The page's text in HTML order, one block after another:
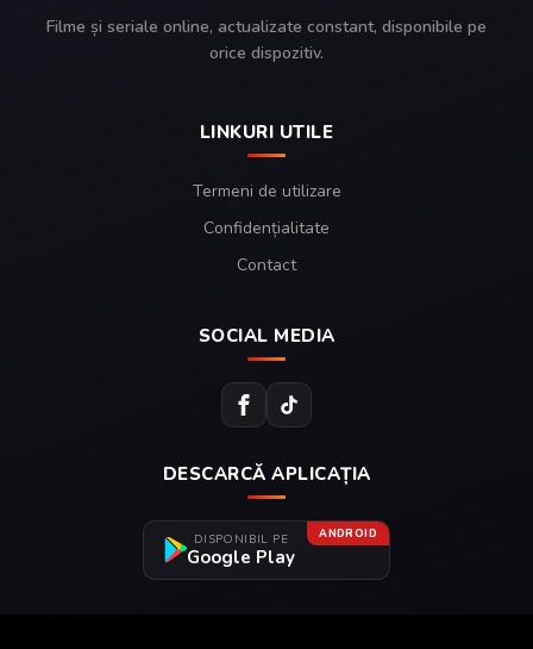
Filme și seriale online, actualizate constant, disponibile pe
orice dispozitiv.
LINKURI UTILE
Termeni de utilizare
Confidențialitate
Contact
SOCIAL MEDIA
DESCARCĂ APLICAȚIA
ANDROID
DISPONIBIL PE
Google Play